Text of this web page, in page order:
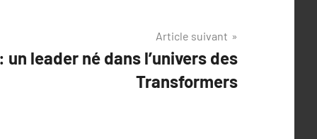
Article suivant
un leader né dans l’univers des
Transformers